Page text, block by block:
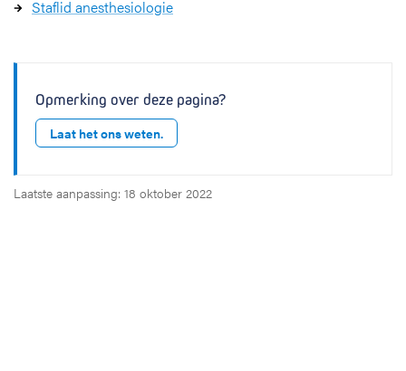
Staflid anesthesiologie
Opmerking over deze pagina?
Laat het ons weten.
Laatste aanpassing: 18 oktober 2022